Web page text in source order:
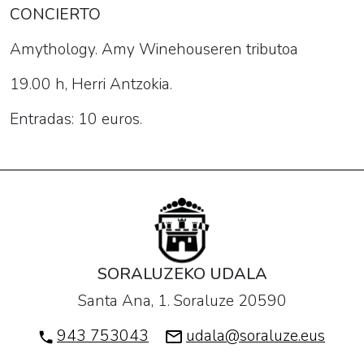
CONCIERTO
Amythology. Amy Winehouseren tributoa
19.00 h, Herri Antzokia.
Entradas: 10 euros.
SORALUZEKO UDALA
Santa Ana, 1. Soraluze 20590
943 753043
udala@soraluze.eus